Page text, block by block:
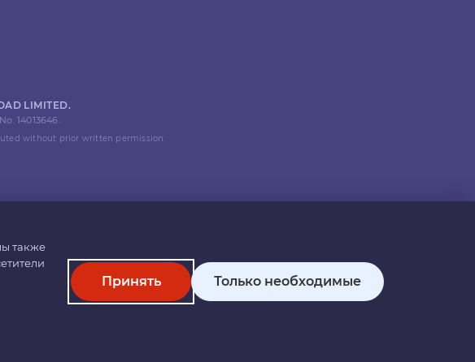
LIMITED.
14013646.
without prior written permission.
также
Принять Только необходимые